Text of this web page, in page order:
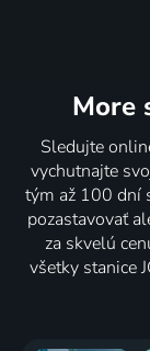
More
Sledujte
vychutnajte
tým až 100 dní
pozastavovať
za skvelú
všetky stanice